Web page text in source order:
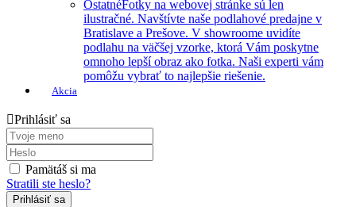
OstatnéFotky na webovej stránke sú len
ilustračné. Navštívte naše podlahové predajne v
Bratislave a Prešove. V showroome uvidíte
podlahu na väčšej vzorke, ktorá Vám poskytne
omnoho lepší obraz ako fotka. Naši experti vám
pomôžu vybrať to najlepšie riešenie.
Akcia
Prihlásiť sa
Pamätáš si ma
Stratili ste heslo?